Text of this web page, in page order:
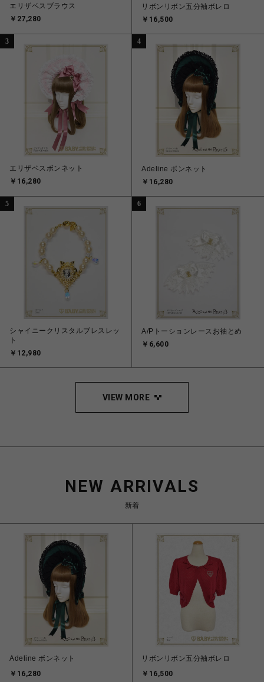
エリザベスブラウス
￥27,280
リボンリボン五分袖ボレロ
￥16,500
3
エリザベスボンネット
￥16,280
4
Adeline ボンネット
￥16,280
5
シャイニークリスタルブレスレッ
ト
￥12,980
6
A/Pトーションレースお袖とめ
￥6,600
VIEW MORE
NEW ARRIVALS
新着
Adeline ボンネット
￥16,280
リボンリボン五分袖ボレロ
￥16,500